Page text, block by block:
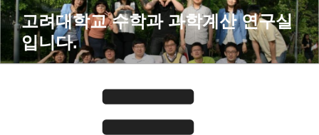
콘
텐
츠
로
고려대학교 수학과 과학계산 연구실
입니다.